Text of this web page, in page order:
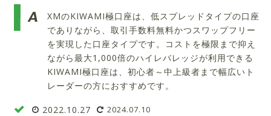
XMのKIWAMI極口座は、低スプレッドタイプの口座
でありながら、取引手数料無料かつスワップフリー
を実現した口座タイプです。コストを極限まで抑え
ながら最大1,000倍のハイレバレッジが利用できる
KIWAMI極口座は、初心者～中上級者まで幅広いト
レーダーの方におすすめです。
2022.10.27 2024.07.10